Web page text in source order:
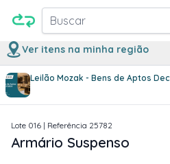
Buscar
Ver itens na minha região
Leilão Mozak - Bens de Aptos
1/2
Lote 016 | Referência 25782
Armário Suspenso